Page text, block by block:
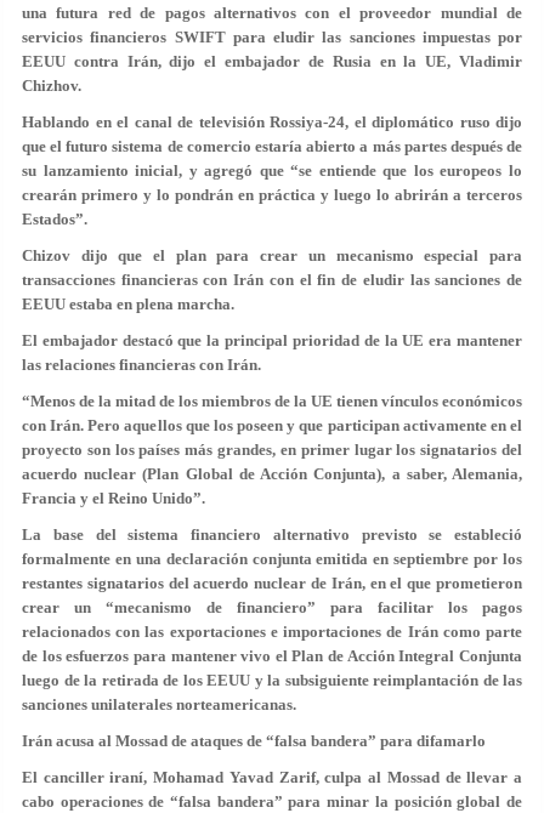
una futura red de pagos alternativos con el proveedor mundial de
servicios financieros SWIFT para eludir las sanciones impuestas por
EEUU contra Irán, dijo el embajador de Rusia en la UE, Vladimir
Chizhov.
Hablando en el canal de televisión Rossiya-24, el diplomático ruso dijo
que el futuro sistema de comercio estaría abierto a más partes después de
su lanzamiento inicial, y agregó que “se entiende que los europeos lo
crearán primero y lo pondrán en práctica y luego lo abrirán a terceros
Estados”.
Chizov dijo que el plan para crear un mecanismo especial para
transacciones financieras con Irán con el fin de eludir las sanciones de
EEUU estaba en plena marcha.
El embajador destacó que la principal prioridad de la UE era mantener
las relaciones financieras con Irán.
“Menos de la mitad de los miembros de la UE tienen vínculos económicos
con Irán. Pero aquellos que los poseen y que participan activamente en el
proyecto son los países más grandes, en primer lugar los signatarios del
acuerdo nuclear (Plan Global de Acción Conjunta), a saber, Alemania,
Francia y el Reino Unido”.
La base del sistema financiero alternativo previsto se estableció
formalmente en una declaración conjunta emitida en septiembre por los
restantes signatarios del acuerdo nuclear de Irán, en el que prometieron
crear un “mecanismo de financiero” para facilitar los pagos
relacionados con las exportaciones e importaciones de Irán como parte
de los esfuerzos para mantener vivo el Plan de Acción Integral Conjunta
luego de la retirada de los EEUU y la subsiguiente reimplantación de las
sanciones unilaterales norteamericanas.
Irán acusa al Mossad de ataques de “falsa bandera” para difamarlo
El canciller iraní, Mohamad Yavad Zarif, culpa al Mossad de llevar a
cabo operaciones de “falsa bandera” para minar la posición global de